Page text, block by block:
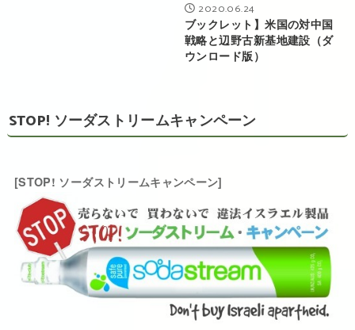
2020.06.24
ブックレット】米国の対中国
戦略と辺野古新基地建設（ダ
ウンロード版）
STOP! ソーダストリームキャンペーン
[STOP! ソーダストリームキャンペーン]